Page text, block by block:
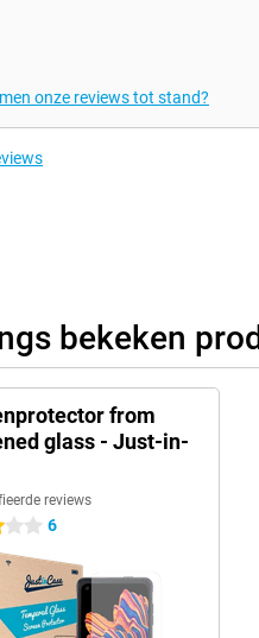
onze reviews tot stand?
bekeken
from
glass - Just-in-
reviews
6